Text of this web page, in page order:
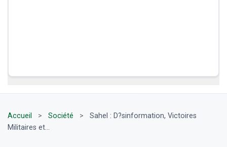
Accueil > Société >
Sahel : D?sinformation, Victoires
Militaires et...